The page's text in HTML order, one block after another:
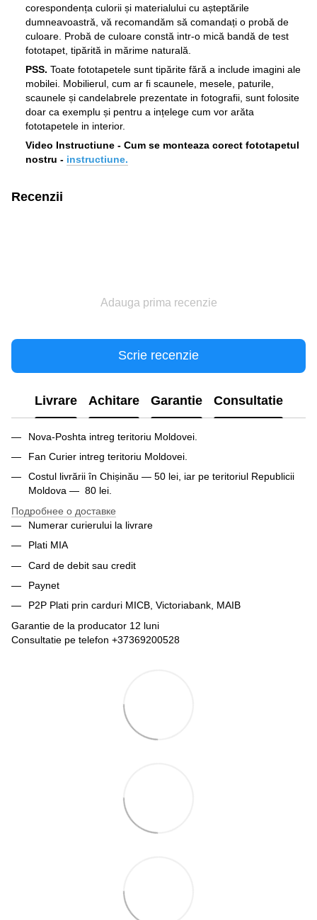
corespondența culorii și materialului cu așteptările
dumneavoastră, vă recomandăm să comandați o probă de
culoare. Probă de culoare constă intr-o mică bandă de test
fototapet, tipărită in mărime naturală.
PSS. Toate fototapetele sunt tipărite fără a include imagini ale
mobilei. Mobilierul, cum ar fi scaunele, mesele, paturile,
scaunele și candelabrele prezentate in fotografii, sunt folosite
doar ca exemplu și pentru a ințelege cum vor arăta
fototapetele in interior.
Video Instructiune - Cum se monteaza corect fototapetul
nostru - instructiune.
Recenzii
Adauga prima recenzie
Scrie recenzie
Livrare Achitare Garantie Consultatie
Nova-Poshta intreg teritoriu Moldovei.
Fan Curier intreg teritoriu Moldovei.
Costul livrării în Chișinău — 50 lei, iar pe teritoriul Republicii
Moldova — 80 lei.
Подробнее о доставке
Numerar curierului la livrare
Plati MIA
Card de debit sau credit
Paynet
P2P Plati prin carduri MICB, Victoriabank, MAIB
Garantie de la producator 12 luni
Consultatie pe telefon +37369200528